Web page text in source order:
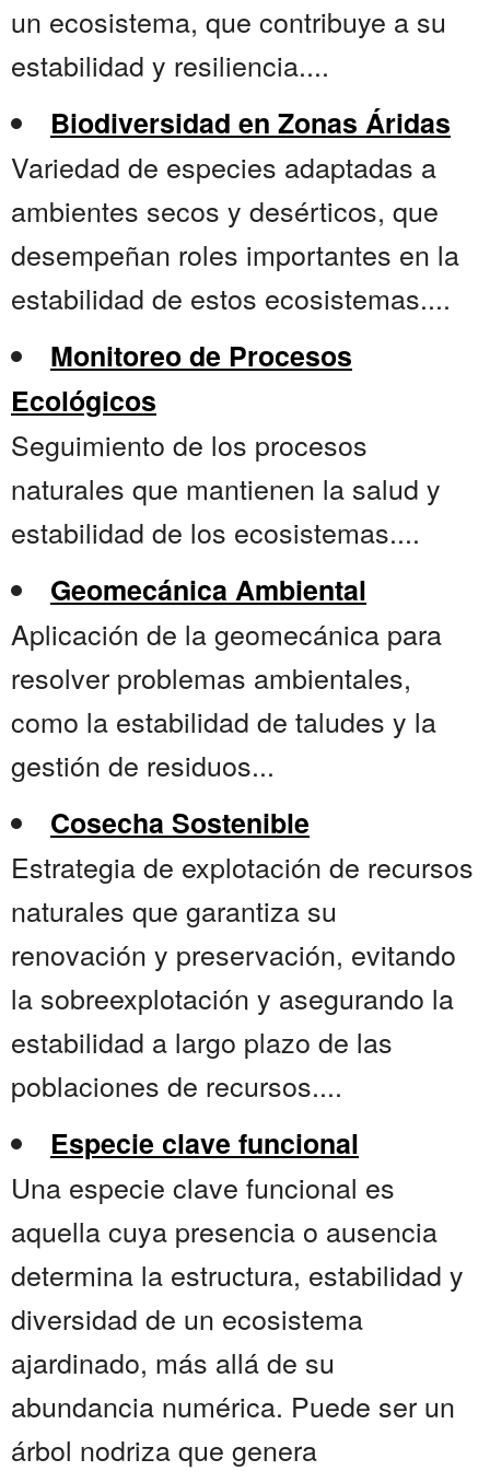
un ecosistema, que contribuye a su
estabilidad y resiliencia....
Biodiversidad en Zonas Áridas
Variedad de especies adaptadas a
ambientes secos y desérticos, que
desempeñan roles importantes en la
estabilidad de estos ecosistemas....
Monitoreo de Procesos
Ecológicos
Seguimiento de los procesos
naturales que mantienen la salud y
estabilidad de los ecosistemas....
Geomecánica Ambiental
Aplicación de la geomecánica para
resolver problemas ambientales,
como la estabilidad de taludes y la
gestión de residuos...
Cosecha Sostenible
Estrategia de explotación de recursos
naturales que garantiza su
renovación y preservación, evitando
la sobreexplotación y asegurando la
estabilidad a largo plazo de las
poblaciones de recursos....
Especie clave funcional
Una especie clave funcional es
aquella cuya presencia o ausencia
determina la estructura, estabilidad y
diversidad de un ecosistema
ajardinado, más allá de su
abundancia numérica. Puede ser un
árbol nodriza que genera